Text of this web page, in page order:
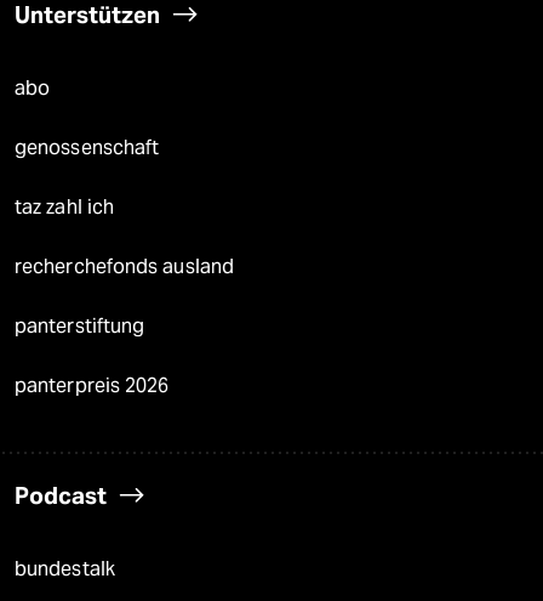
Unterstützen
abo
genossenschaft
taz zahl ich
recherchefonds ausland
panterstiftung
panterpreis 2026
Podcast
bundestalk